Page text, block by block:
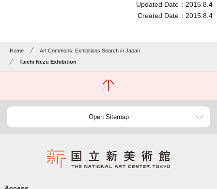
Updated Date：2015.8.4
Created Date：2015.8.4
Home
Art Commons: Exhibitions Search in Japan
Taichi Nezu Exhibition
Open Sitemap